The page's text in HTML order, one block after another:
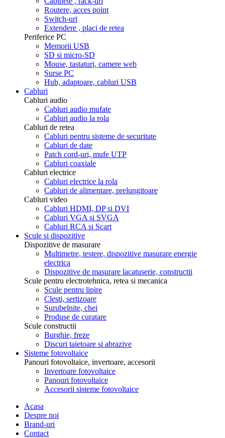
Routere, acces point
Switch-uri
Extendere , placi de retea
Periferice PC
Memorii USB
SD si micro-SD
Mouse, tastaturi, camere web
Surse PC
Hub, adaptoare, cabluri USB
Cabluri
Cabluri audio
Cabluri audio mufate
Cabluri audio la rola
Cabluri de retea
Cabluri pentru sisteme de securitate
Cabluri de date
Patch cord-uri, mufe UTP
Cabluri coaxiale
Cabluri electrice
Cabluri electrice la rola
Cabluri de alimentare, prelungitoare
Cabluri video
Cabluri HDMI, DP si DVI
Cabluri VGA si SVGA
Cabluri RCA si Scart
Scule si dispozitive
Dispozitive de masurare
Multimetre, testere, dispozitive masurare energie
electrica
Dispozitive de masurare lacatuserie, constructii
Scule pentru electrotehnica, retea si mecanica
Scule pentru lipire
Clesti, sertizoare
Surubelnite, chei
Produse de curatare
Scule constructii
Burghie, freze
Discuri taietoare si abrazive
Sisteme fotovoltaice
Panouri fotovoltaice, invertoare, accesorii
Invertoare fotovoltaice
Panouri fotovoltaice
Accesorii sisteme fotovoltaice
Acasa
Despre noi
Brand-uri
Contact